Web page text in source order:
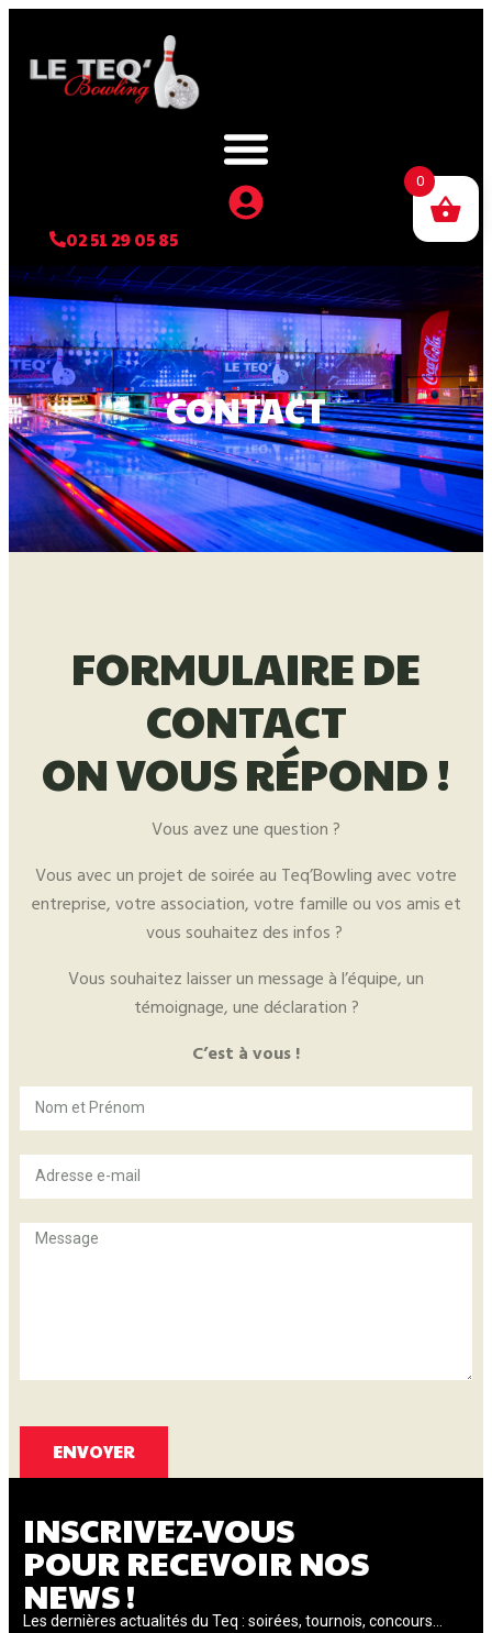
02 51 29 05 85
CONTACT
FORMULAIRE DE
CONTACT
ON VOUS RÉPOND !
Vous avez une question ?
Vous avec un projet de soirée au Teq’Bowling avec votre
entreprise, votre association, votre famille ou vos amis et
vous souhaitez des infos ?
Vous souhaitez laisser un message à l’équipe, un
témoignage, une déclaration ?
C’est à vous !
ENVOYER
INSCRIVEZ-VOUS
POUR RECEVOIR NOS
NEWS !
Les dernières actualités du Teq : soirées, tournois, concours...
0